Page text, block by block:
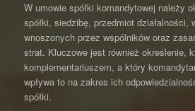
W umowie spółki komandytowej należy
spółki, siedzibę, przedmiot działalności,
wnoszonych przez wspólników oraz
strat. Kluczowe jest również określenie,
komplementariuszem, a który
wpływa to na zakres ich
spółki.